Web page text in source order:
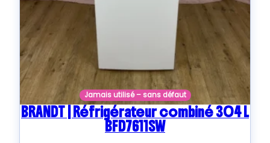
Jamais utilisé – sans défaut
BRANDT | Réfrigérateur combiné 304 L
BFD7611SW